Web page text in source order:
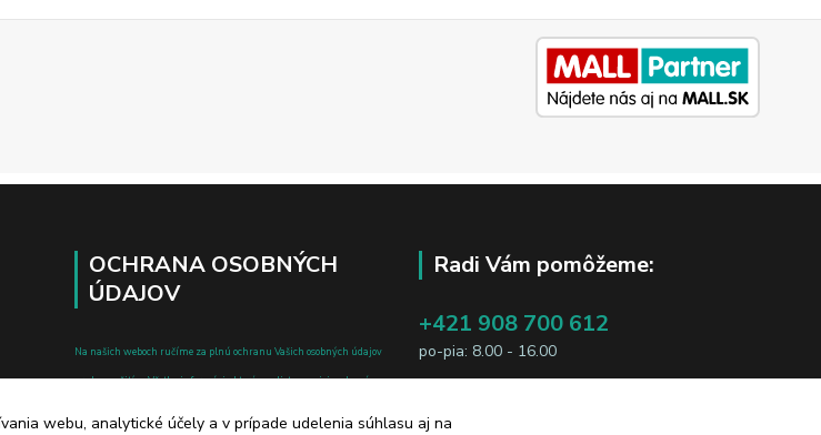
OCHRANA OSOBNÝCH
ÚDAJOV
Na našich weboch ručíme za plnú ochranu Vašich osobných údajov
pred zneužitím. Všetky informácie, ktoré uvediete o svojej osobe, sú
Radi Vám pomôžeme:
+421 908 700 612
po-pia: 8.00 - 16.00
webu, analytické účely a v prípade udelenia súhlasu aj na